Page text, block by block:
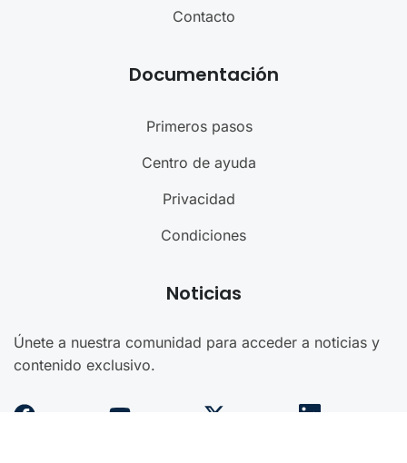
Contacto
Documentación
Primeros pasos
Centro de ayuda
Privacidad
Condiciones
Noticias
Únete a nuestra comunidad para acceder a noticias y
contenido exclusivo.